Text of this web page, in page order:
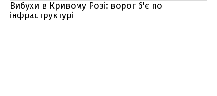
Вибухи в Кривому Розі: ворог б'є по
інфраструктурі